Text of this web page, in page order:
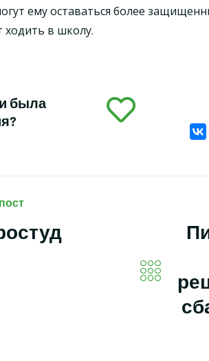
ему оставаться более
ходить в школу.
была